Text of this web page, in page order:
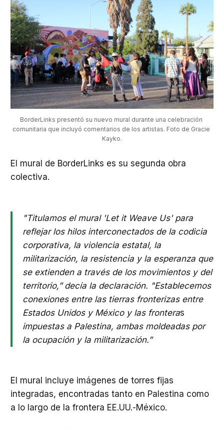
BorderLinks presentó su nuevo mural durante una celebración
comunitaria que incluyó comentarios de los artistas. Foto de Gracie
Kayko.
El mural de BorderLinks es su segunda obra
colectiva.
"Titulamos el mural 'Let it Weave Us' para
reflejar los hilos interconectados de la codicia
corporativa, la violencia estatal, la
militarización, la resistencia y la esperanza que
se extienden a través de los movimientos y del
territorio,” decía la declaración. "Establecemos
conexiones entre las tierras fronterizas entre
Estados Unidos y México y las fronteras
impuestas a Palestina, ambas moldeadas por
la ocupación y la militarización.”
El mural incluye imágenes de torres fijas
integradas, encontradas tanto en Palestina como
a lo largo de la frontera EE.UU.-México.